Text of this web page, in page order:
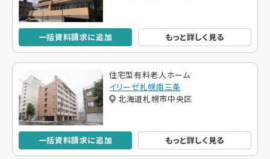
一括資料請求に追加 もっと詳しく見る
住宅型有料老人ホーム
イリーゼ札幌南三条
北海道札幌市中央区
一括資料請求に追加 もっと詳しく見る